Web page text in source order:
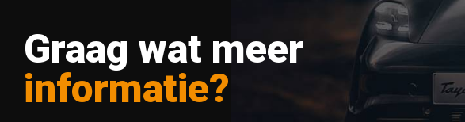
Graag wat meer
informatie?